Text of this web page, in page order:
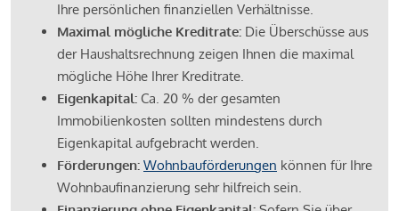
Ihre persönlichen finanziellen Verhältnisse.
Maximal mögliche Kreditrate: Die Überschüsse aus
der Haushaltsrechnung zeigen Ihnen die maximal
mögliche Höhe Ihrer Kreditrate.
Eigenkapital: Ca. 20 % der gesamten
Immobilienkosten sollten mindestens durch
Eigenkapital aufgebracht werden.
Förderungen: Wohnbauförderungen können für Ihre
Wohnbaufinanzierung sehr hilfreich sein.